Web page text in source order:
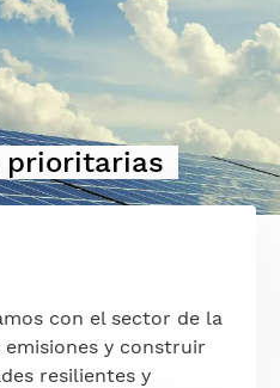
prioritarias
con el sector de la
y construir
resilientes y